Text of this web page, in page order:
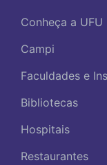
Conheça a UFU
Campi
Faculdades e
Bibliotecas
Hospitais
Restaurantes